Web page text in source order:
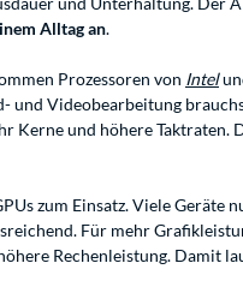
Alltag an.
Prozessoren von Intel
und Videobearbeitung
Kerne und höhere
zum Einsatz. Viele Geräte
Für mehr
Rechenleistung. Damit